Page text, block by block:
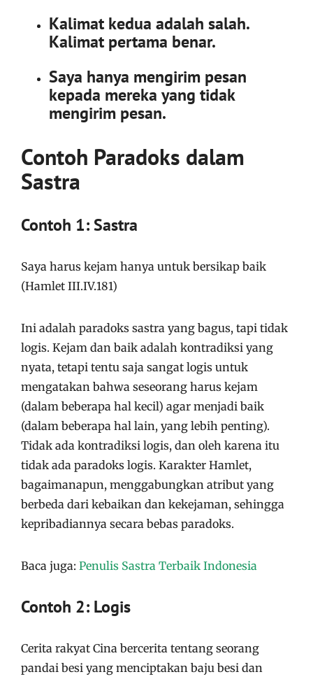
Kalimat kedua adalah salah.
Kalimat pertama benar.
Saya hanya mengirim pesan
kepada mereka yang tidak
mengirim pesan.
Contoh Paradoks dalam
Sastra
Contoh 1: Sastra
Saya harus kejam hanya untuk bersikap baik
(Hamlet III.IV.181)
Ini adalah paradoks sastra yang bagus, tapi tidak
logis. Kejam dan baik adalah kontradiksi yang
nyata, tetapi tentu saja sangat logis untuk
mengatakan bahwa seseorang harus kejam
(dalam beberapa hal kecil) agar menjadi baik
(dalam beberapa hal lain, yang lebih penting).
Tidak ada kontradiksi logis, dan oleh karena itu
tidak ada paradoks logis. Karakter Hamlet,
bagaimanapun, menggabungkan atribut yang
berbeda dari kebaikan dan kekejaman, sehingga
kepribadiannya secara bebas paradoks.
Baca juga: Penulis Sastra Terbaik Indonesia
Contoh 2: Logis
Cerita rakyat Cina bercerita tentang seorang
pandai besi yang menciptakan baju besi dan